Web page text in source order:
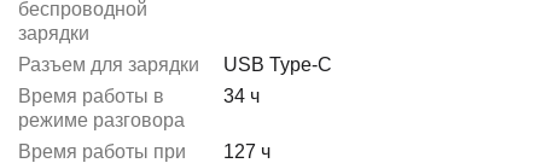
беспроводной
зарядки
Разъем для зарядки
USB Type-C
Время работы в
режиме разговора
34 ч
Время работы при
127 ч